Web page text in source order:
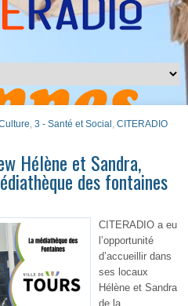
, 3 - Santé et Social , CITERADIO
Hélène et Sandra,
des fontaines
CITERADIO a eu
l’opportunité
d’accueillir dans
ses locaux
Hélène et Sandra
de la